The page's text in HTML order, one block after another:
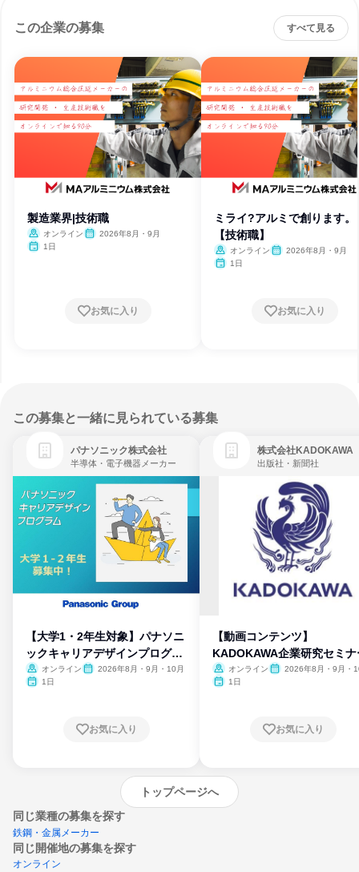
この企業の募集 すべて見る
製造業界|技術職
オンライン
2026年8月・9月
1日
お気に入り
ミライ?アルミで創ります。
【技術職】
オンライン
2026年8月・9月
1日
お気に入り
この募集と一緒に見られている募集
パナソニック株式会社
半導体・電子機器メーカー
【大学1・2年生対象】パナソニ
ックキャリアデザインプログラ
ム
オンライン
2026年8月・9月・10月
1日
お気に入り
株式会社KADOKAWA
出版社・新聞社
【動画コンテンツ】
KADOKAWA企業研究セミナ
オンライン
2026年8月・9月・
1日
お気に入り
トップページへ
同じ業種の募集を探す
鉄鋼・金属メーカー
同じ開催地の募集を探す
オンライン